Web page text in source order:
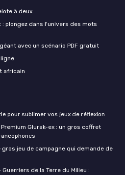
à deux
plongez dans l'univers des mots
avec un scénario PDF gratuit
africain
pour sublimer vos jeux de réflexion
Glurak-ex : un gros coffret
gros jeu de campagne qui demande de
de la Terre du Milieu :